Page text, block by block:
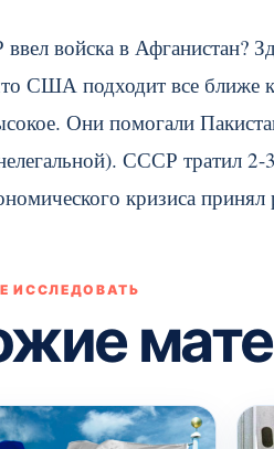
войска в Афганистан?
США подходит все ближе
Они помогали
нелегальной). СССР тратил
кризиса
ИССЛЕДОВАТЬ